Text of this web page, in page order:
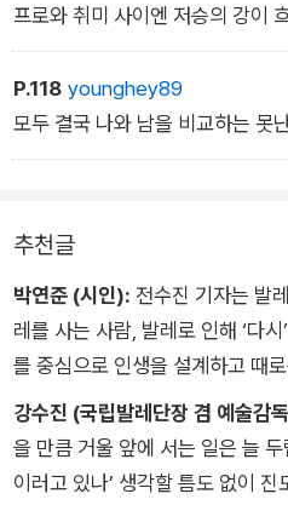
프로와 취미 사이엔 저승의 강이
P.118 younghey89
모두 결국 나와 남을 비교하는 못
추천글
박연준 (시인): 전수진 기자는 발
레를 사는 사람, 발레로 인해 ‘다
를 중심으로 인생을 설계하고 때
로 임한다. 발레를 통해 삶의 혜안
쓴다. 이 오롯한 수행의 기록은
배어 있다. 무언가에 진심인 자는
강수진 (국립발레단장 겸 예술감
을 만큼 거울 앞에 서는 일은 늘
이러고 있나’ 생각할 틈도 없이